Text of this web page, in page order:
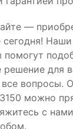
—
сегодня! Наши
помогут
решение для
все вопросы.
можно
с